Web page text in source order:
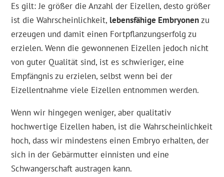
Es gilt: Je größer die Anzahl der Eizellen, desto größer
ist die Wahrscheinlichkeit, lebensfähige Embryonenzu
erzeugen und damit einen Fortpflanzungserfolg zu
erzielen. Wenn die gewonnenen Eizellen jedoch nicht
von guter Qualität sind, ist es schwieriger, eine
Empfängnis zu erzielen, selbst wenn bei der
Eizellentnahme viele Eizellen entnommen werden.
Wenn wir hingegen weniger, aber qualitativ
hochwertige Eizellen haben, ist die Wahrscheinlichkeit
hoch, dass wir mindestens einen Embryo erhalten, der
sich in der Gebärmutter einnisten und eine
Schwangerschaft austragen kann.